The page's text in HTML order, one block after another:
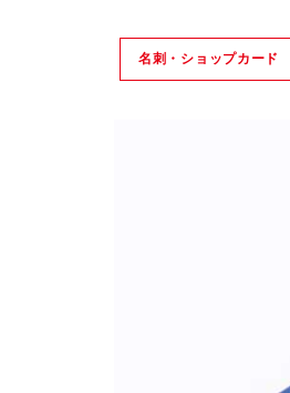
名刺・ショップカード